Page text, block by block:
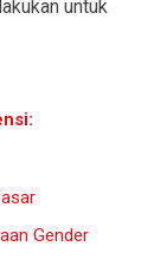
untuk
:
Gender